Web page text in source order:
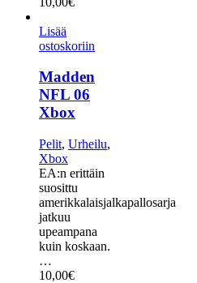
Lisää
ostoskoriin
Madden
NFL 06
Xbox
Pelit, Urheilu,
Xbox
EA:n erittäin
suosittu
amerikkalaisjalkapallosarja
jatkuu
upeampana
kuin koskaan.
…
10,00€